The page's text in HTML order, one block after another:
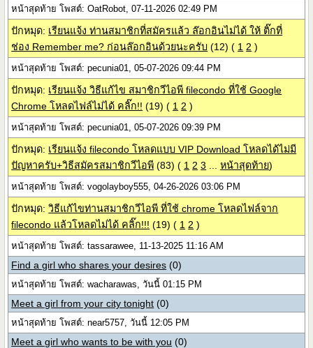
หน้าสุดท้าย โพสต์: OatRobot, 07-11-2026 02:49 PM
ปักหมุด: เรียนแจ้ง ท่านสมาชิกที่สมัครแล้ว ล๊อกอินไม่ได้ ให้ ติ๊กที่
ช่อง Remember me? ก่อนล๊อกอินด้วยนะครับ (12)( 1 2 )
หน้าสุดท้าย โพสต์: pecunia01, 05-07-2026 09:44 PM
ปักหมุด: เรียนแจ้ง วิธีแก้ไข สมาชิกวีไอพี filecondo ที่ใช้ Google
Chrome โหลดไฟล์ไม่ได้ คลิ๊ก!! (19)( 1 2 )
หน้าสุดท้าย โพสต์: pecunia01, 05-07-2026 09:39 PM
ปักหมุด: เรียนแจ้ง filecondo โหลดแบบ VIP Download โหลดได้ไม่มี
ปัญหาครับ+วิธีสมัครสมาชิกวีไอพี (83)( 1 2 3 ...หน้าสุดท้าย)
หน้าสุดท้าย โพสต์: vogolayboy555, 04-26-2026 03:06 PM
ปักหมุด:วิธีแก้ไขท่านสมาชิกวีไอพี ที่ใช้ chrome โหลดไฟล์จาก
filecondo แล้วโหลดไม่ได้ คลิ๊ก!!! (19)( 1 2 )
หน้าสุดท้าย โพสต์: tassarawee, 11-13-2025 11:16 AM
Find a girl who shares your desires (0)
หน้าสุดท้าย โพสต์: wacharawas, วันนี้ 01:15 PM
Meet a girl from your city tonight (0)
หน้าสุดท้าย โพสต์: near5757, วันนี้ 12:05 PM
Meet a girl who wants to be with you (0)